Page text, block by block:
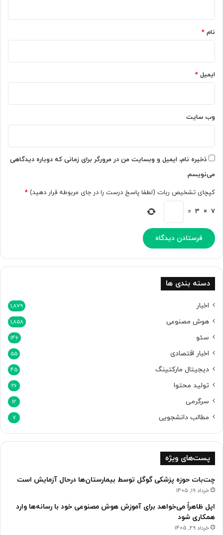
C
h
a
a
c
t
r
A
ش
د
a
t
G
T
م
ع
ف
ش
؛
خ
ی
س
ن
ب
ر
ن
م
ی
ی
و
ش
ص
ع
نام *
ایمیل *
وب‌ سایت
ذخیره نام، ایمیل و وبسایت من در مرورگر برای زمانی که دوباره دیدگاهی
می‌نویسم.
کپچای تشخیص ربات (لطفا پاسخ درست را در جای مربوطه قرار دهید) *
7
×
3
=
دسته بندی ها
اخبار 1,879
هوش مصنوعی 1,858
سئو 146
اخبار اقتصادی 55
دیجیتال مارکتینگ 45
تولید محتوا 26
سرگرمی 12
مطالب دانشجویی 7
پست‌های ویژه
چت‌بات حوزه پزشکی گوگل توسط بیمارستان‌ها درحال آزمایش است
خرداد 19, 1405
اپل ظاهراً می‌خواهد برای آموزش هوش مصنوعی خود با رسانه‌ها وارد
همکاری شود
خرداد 29, 1405